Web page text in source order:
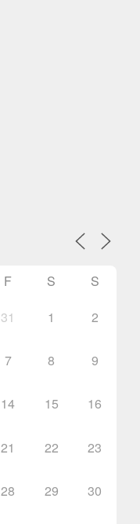
F S
S
31 1 2
7 8 9
14 15 16
21 22 23
28 29 30